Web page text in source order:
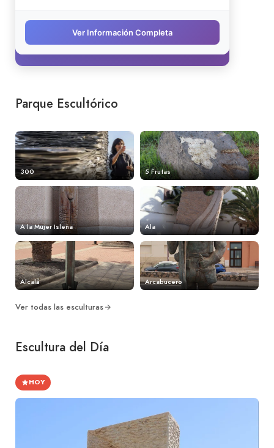
Parque Escultórico
300 5 Frutas
A la Mujer Isleña Ala
Alcalá Arcabucero
Ver todas las esculturas
Escultura del Día
HOY